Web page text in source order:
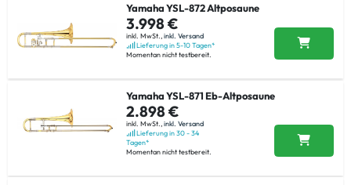
Yamaha YSL-872 Altposaune
3.998 €
inkl. MwSt.,inkl. Versand
Lieferung in 5-10 Tagen*
Momentan nicht testbereit.
Yamaha YSL-871 Eb-Altposaune
2.898 €
inkl. MwSt., inkl. Versand
Lieferung in 30 - 34
Tagen*
Momentan nicht testbereit.